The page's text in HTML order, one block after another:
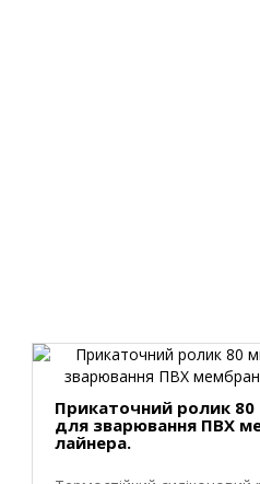
Прикаточний ролик
для зварювання ПВХ
лайнера.